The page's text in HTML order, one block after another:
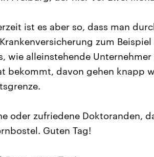
ist es aber so, dass man
zum
wie alleinstehende
bekommt, davon gehen knapp
oder zufriedene Doktoranden,
Guten Tag!